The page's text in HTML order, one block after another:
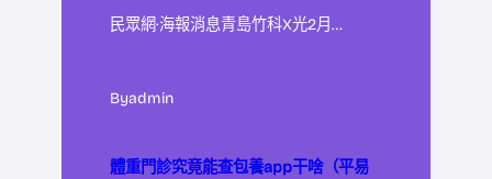
民眾網·海報消息青島竹科X光2月…
Byadmin
體重門診究竟能查包養app干啥（平易